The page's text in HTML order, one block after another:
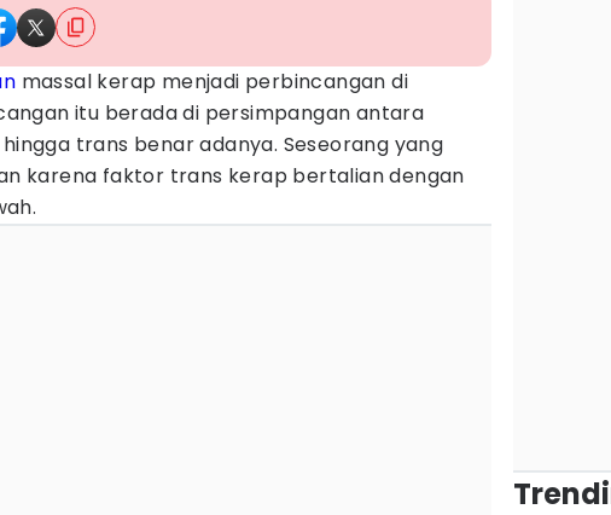
massal kerap menjadi perbincangan di
itu berada di persimpangan antara
trans benar adanya. Seseorang yang
karena faktor trans kerap bertalian dengan